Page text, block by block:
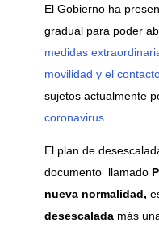
El Gobierno ha
gradual para poder
medidas
movilidad y el
sujetos actualmente
coronavirus.
El plan de
documento llamado
nueva normalidad,
desescaladamás